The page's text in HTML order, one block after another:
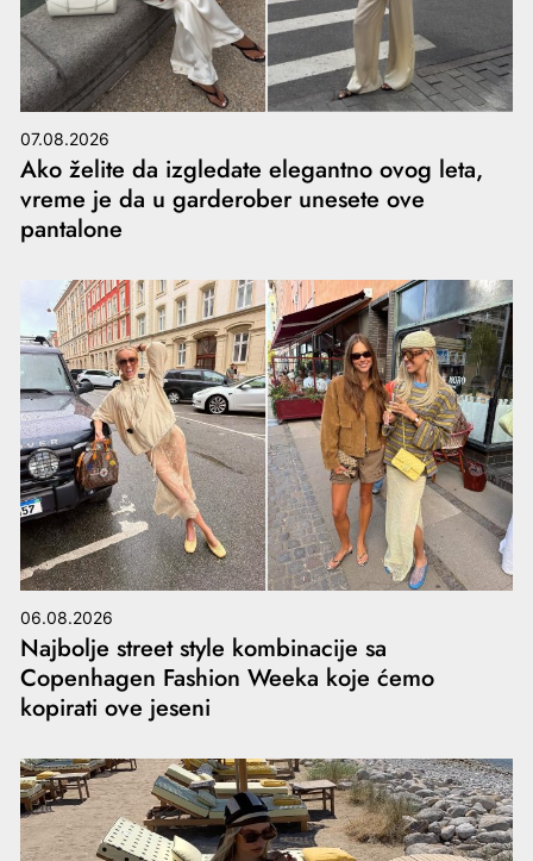
07.08.2026
Ako želite da izgledate elegantno ovog leta,
vreme je da u garderober unesete ove
pantalone
06.08.2026
Najbolje street style kombinacije sa
Copenhagen Fashion Weeka koje ćemo
kopirati ove jeseni